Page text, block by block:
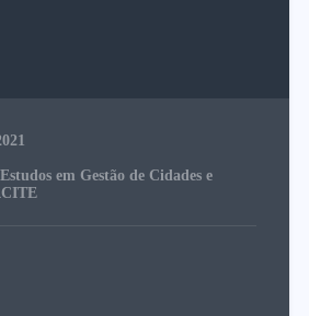
em Gestão de Cidades e